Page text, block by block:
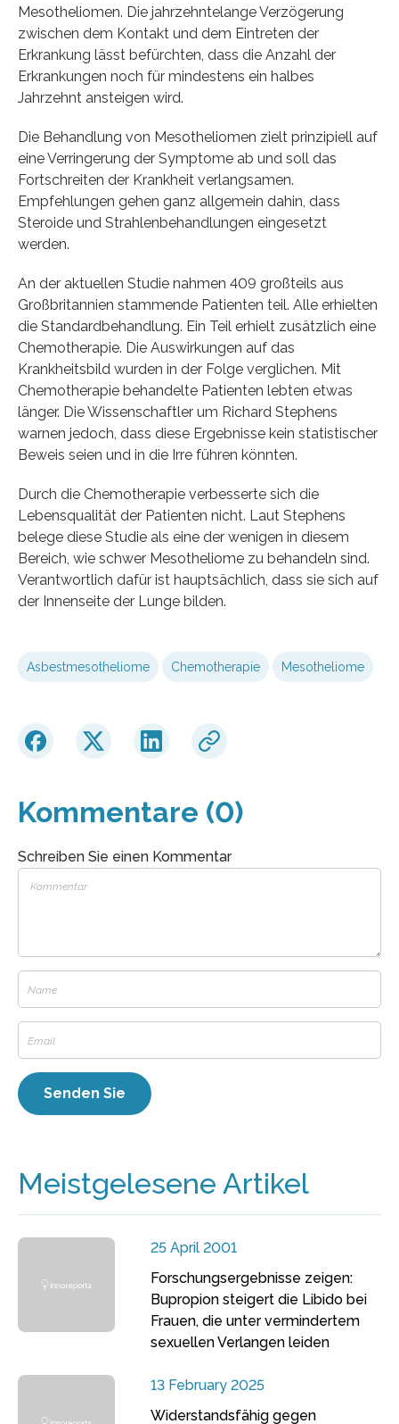
Mesotheliomen. Die jahrzehntelange Verzögerung
zwischen dem Kontakt und dem Eintreten der
Erkrankung lässt befürchten, dass die Anzahl der
Erkrankungen noch für mindestens ein halbes
Jahrzehnt ansteigen wird.
Die Behandlung von Mesotheliomen zielt prinzipiell auf
eine Verringerung der Symptome ab und soll das
Fortschreiten der Krankheit verlangsamen.
Empfehlungen gehen ganz allgemein dahin, dass
Steroide und Strahlenbehandlungen eingesetzt
werden.
An der aktuellen Studie nahmen 409 großteils aus
Großbritannien stammende Patienten teil. Alle erhielten
die Standardbehandlung. Ein Teil erhielt zusätzlich eine
Chemotherapie. Die Auswirkungen auf das
Krankheitsbild wurden in der Folge verglichen. Mit
Chemotherapie behandelte Patienten lebten etwas
länger. Die Wissenschaftler um Richard Stephens
warnen jedoch, dass diese Ergebnisse kein statistischer
Beweis seien und in die Irre führen könnten.
Durch die Chemotherapie verbesserte sich die
Lebensqualität der Patienten nicht. Laut Stephens
belege diese Studie als eine der wenigen in diesem
Bereich, wie schwer Mesotheliome zu behandeln sind.
Verantwortlich dafür ist hauptsächlich, dass sie sich auf
der Innenseite der Lunge bilden.
Asbestmesotheliome Chemotherapie Mesotheliome
Kommentare (0)
Schreiben Sie einen Kommentar
Meistgelesene Artikel
25 April 2001
Forschungsergebnisse zeigen:
Bupropion steigert die Libido bei
Frauen, die unter vermindertem
sexuellen Verlangen leiden
13 February 2025
Widerstandsfähig gegen